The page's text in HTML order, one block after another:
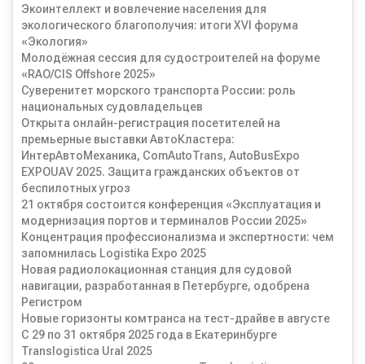
Экоинтеллект и вовлечение населения для
экологического благополучия: итоги XVI форума
«Экология»
Молодёжная сессия для судостроителей на форуме
«RAO/CIS Offshore 2025»
Суверенитет морского транспорта России: роль
национальных судовладельцев
Открыта онлайн-регистрация посетителей на
премьерные выставки АвтоКластера:
ИнтерАвтоМеханика, ComAutoTrans, AutoBusExpo
EXPOUAV 2025. Защита гражданских объектов от
беспилотных угроз
21 октября состоится конференция «Эксплуатация и
модернизация портов и терминалов России 2025»
Концентрация профессионализма и экспертности: чем
запомнилась Logistika Expo 2025
Новая радиолокационная станция для судовой
навигации, разработанная в Петербурге, одобрена
Регистром
Новые горизонты комтранса на тест-драйве в августе
С 29 по 31 октября 2025 года в Екатеринбурге
Translogistica Ural 2025